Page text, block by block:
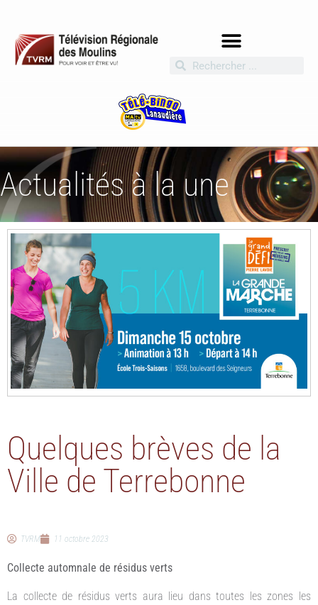
Actualités à la une
Quelques brèves de la
Ville de Terrebonne
TVRM 11 octobre 2023
Collecte automnale de résidus verts
La collecte de résidus verts aura lieu dans toutes les zones les